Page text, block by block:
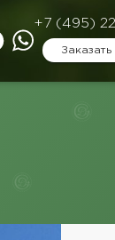
+7 (495)